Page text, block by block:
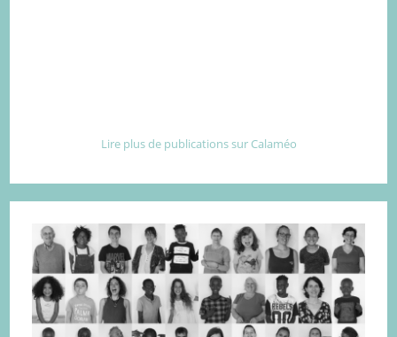
Lire plus de publications sur Calaméo